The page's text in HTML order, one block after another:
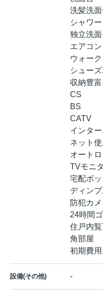
洗髪洗
シャワー
独立洗面
エアコン
ウォー
シュー
収納豊富
CS
BS
CATV
インタ
ネット
オートロ
TVモニ
宅配ボッ
ディン
防犯カメ
24時間
住戸内
角部屋
初期費
設備(その他) -